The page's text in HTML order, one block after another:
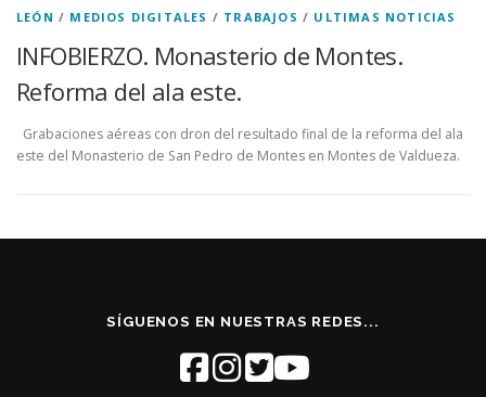
LEÓN / MEDIOS DIGITALES / TRABAJOS / ULTIMAS NOTICIAS
INFOBIERZO. Monasterio de Montes.
Reforma del ala este.
Grabaciones aéreas con dron del resultado final de la reforma del ala
este del Monasterio de San Pedro de Montes en Montes de Valdueza.
SÍGUENOS EN NUESTRAS REDES...